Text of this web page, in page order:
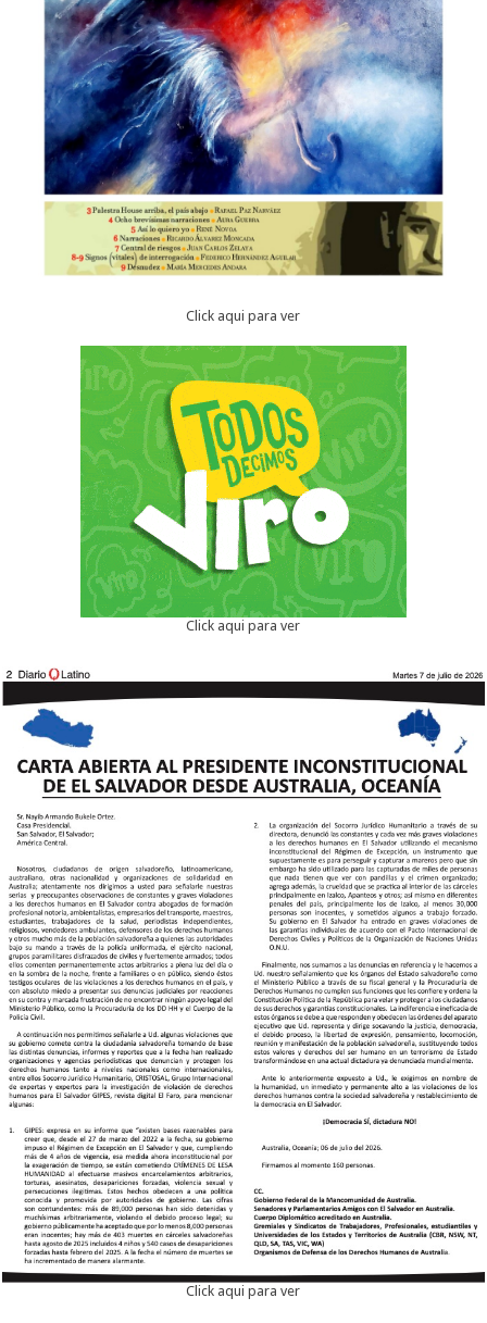
Click aqui para ver
Click aqui para ver
Click aqui para ver